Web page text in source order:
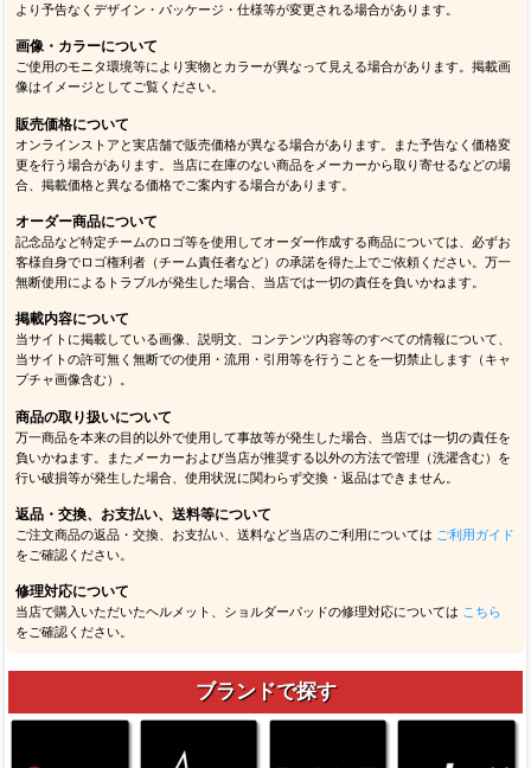
より予告なくデザイン・パッケージ・仕様等が変更される場合があります。
画像・カラーについて
ご使用のモニタ環境等により実物とカラーが異なって見える場合があります。掲載画
像はイメージとしてご覧ください。
販売価格について
オンラインストアと実店舗で販売価格が異なる場合があります。また予告なく価格変
更を行う場合があります。当店に在庫のない商品をメーカーから取り寄せるなどの場
合、掲載価格と異なる価格でご案内する場合があります。
オーダー商品について
記念品など特定チームのロゴ等を使用してオーダー作成する商品については、必ずお
客様自身でロゴ権利者（チーム責任者など）の承諾を得た上でご依頼ください。万一
無断使用によるトラブルが発生した場合、当店では一切の責任を負いかねます。
掲載内容について
当サイトに掲載している画像、説明文、コンテンツ内容等のすべての情報について、
当サイトの許可無く無断での使用・流用・引用等を行うことを一切禁止します（キャ
プチャ画像含む）。
商品の取り扱いについて
万一商品を本来の目的以外で使用して事故等が発生した場合、当店では一切の責任を
負いかねます。またメーカーおよび当店が推奨する以外の方法で管理（洗濯含む）を
行い破損等が発生した場合、使用状況に関わらず交換・返品はできません。
返品・交換、お支払い、送料等について
ご注文商品の返品・交換、お支払い、送料など当店のご利用については ご利用ガイド
をご確認ください。
修理対応について
当店で購入いただいたヘルメット、ショルダーパッドの修理対応については こちら
をご確認ください。
ブランドで探す